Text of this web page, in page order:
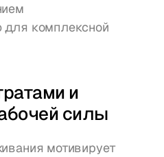
для комплексной
и
силы
мотивирует